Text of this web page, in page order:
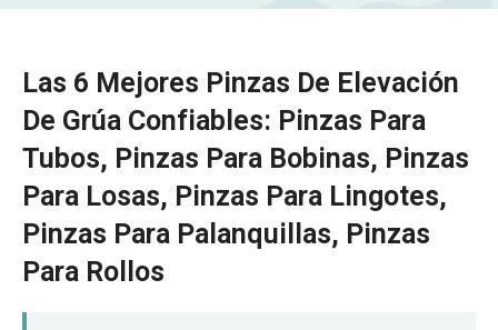
Las 6 Mejores Pinzas De Elevación
De Grúa Confiables: Pinzas Para
Tubos, Pinzas Para Bobinas, Pinzas
Para Losas, Pinzas Para Lingotes,
Pinzas Para Palanquillas, Pinzas
Para Rollos
Kiswahili
Dansk
Norsk
O‘zbekcha